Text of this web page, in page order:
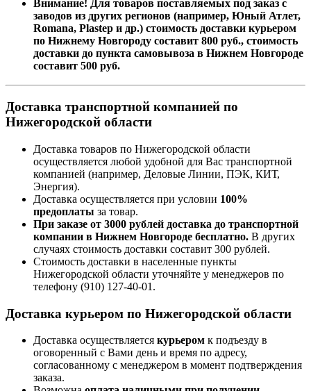
Внимание! Для товаров поставляемых под заказ с
заводов из других регионов (например, Юный Атлет,
Romana, Plastep и др.) стоимость доставки курьером
по Нижнему Новгороду составит 800 руб., стоимость
доставки до пункта самовывоза в Нижнем Новгороде
составит 500 руб.
Доставка транспортной компанией по
Нижегородской области
Доставка товаров по Нижегородской области
осуществляется любой удобной для Вас транспортной
компанией (например, Деловые Линии, ПЭК, КИТ,
Энергия).
Доставка осуществляется при условии 100%
предоплаты за товар.
При заказе от 3000 рублей доставка до транспортной
компании в Нижнем Новгороде бесплатно. В других
случаях стоимость доставки составит 300 рублей.
Стоимость доставки в населенные пункты
Нижегородской области уточняйте у менеджеров по
телефону (910) 127-40-01 .
Доставка курьером по Нижегородской области
Доставка осуществляется курьером к подъезду в
оговоренный с Вами день и время по адресу,
согласованному с менеджером в момент подтверждения
заказа.